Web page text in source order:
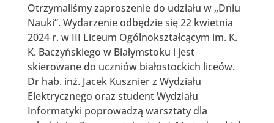
Otrzymaliśmy zaproszenie do udziału w „Dniu
Nauki”. Wydarzenie odbędzie się 22 kwietnia
2024 r. w III Liceum Ogólnokształcącym im. K.
K. Baczyńskiego w Białymstoku i jest
skierowane do uczniów białostockich liceów.
Dr hab. inż. Jacek Kusznier z Wydziału
Elektrycznego oraz student Wydziału
Informatyki poprowadzą warsztaty dla